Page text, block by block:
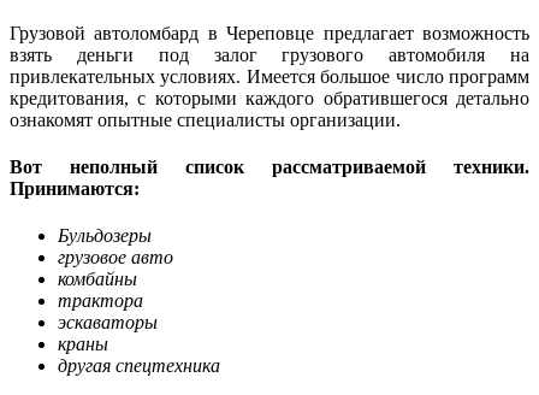
Грузовой автоломбард в Череповце предлагает возможность
взять деньги под залог грузового автомобиля на
привлекательных условиях. Имеется большое число программ
кредитования, с которыми каждого обратившегося детально
ознакомят опытные специалисты организации.
Вот неполный список рассматриваемой техники.
Принимаются:
Бульдозеры
грузовое авто
комбайны
трактора
эскаваторы
краны
другая спецтехника